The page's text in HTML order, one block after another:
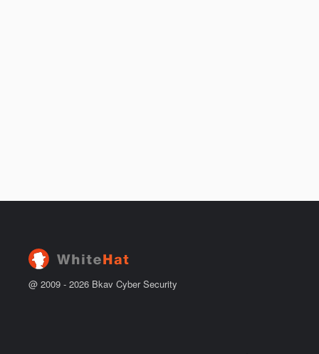
@ 2009 - 2026 Bkav Cyber Security